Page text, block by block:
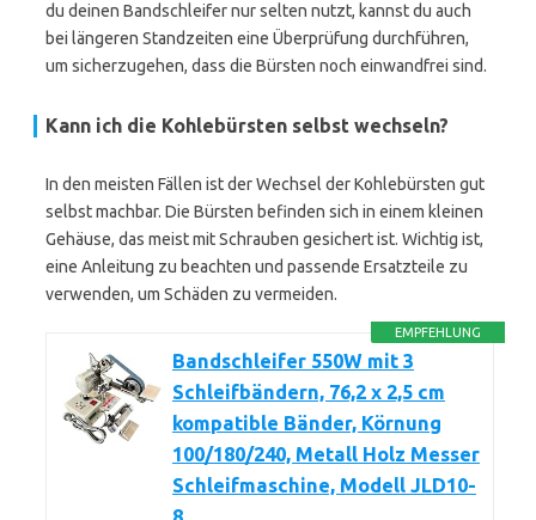
du deinen Bandschleifer nur selten nutzt, kannst du auch
bei längeren Standzeiten eine Überprüfung durchführen,
um sicherzugehen, dass die Bürsten noch einwandfrei sind.
Kann ich die Kohlebürsten selbst wechseln?
In den meisten Fällen ist der Wechsel der Kohlebürsten gut
selbst machbar. Die Bürsten befinden sich in einem kleinen
Gehäuse, das meist mit Schrauben gesichert ist. Wichtig ist,
eine Anleitung zu beachten und passende Ersatzteile zu
verwenden, um Schäden zu vermeiden.
EMPFEHLUNG
Bandschleifer 550W mit 3
Schleifbändern, 76,2 x 2,5 cm
kompatible Bänder, Körnung
100/180/240, Metall Holz Messer
Schleifmaschine, Modell JLD10-